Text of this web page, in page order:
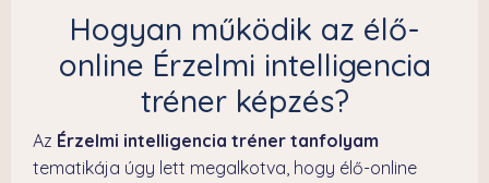
Hogyan működik az élő-
online Érzelmi intelligencia
tréner képzés?
Az Érzelmi intelligencia tréner tanfolyam
tematikája úgy lett megalkotva, hogy élő-online